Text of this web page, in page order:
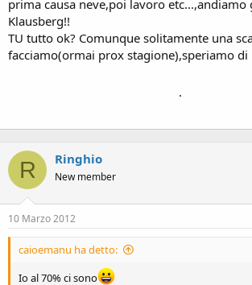
prima causa neve,poi lavoro etc...,andiamo
Klausberg!!
TU tutto ok? Comunque solitamente una
facciamo(ormai prox stagione),speriamo di
.
R Ringhio
New member
10 Marzo 2012
caioemanu ha detto:
Io al 70% ci sono